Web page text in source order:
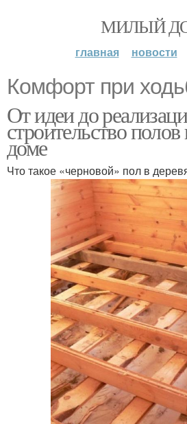
МИЛЫЙ
главная новости
Комфорт при
От идеи до
строительство
доме
Что такое «черновой» пол в